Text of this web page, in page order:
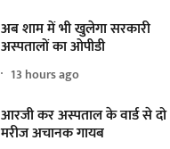
अब शाम में भी खुलेगा सरकारी
अस्पतालों का ओपीडी
13 hours ago
आरजी कर अस्पताल के वार्ड से दो
मरीज अचानक गायब